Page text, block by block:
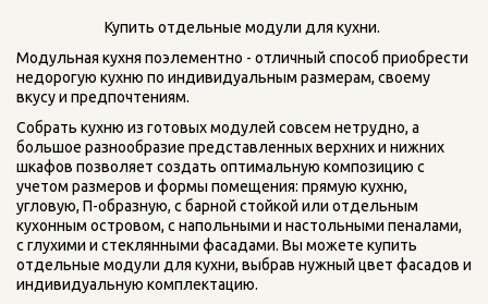
Купить отдельные модули для кухни.
недорогую кухню по индивидуальным размерам, своему
вкусу и предпочтениям.
Собрать кухню из готовых модулей совсем нетрудно, а
большое разнообразие представленных верхних и нижних
шкафов позволяет создать оптимальную композицию с
учетом размеров и формы помещения: прямую кухню,
угловую, П-образную, с барной стойкой или отдельным
кухонным островом, с напольными и настольными пеналами,
с глухими и стеклянными фасадами. Вы можете купить
отдельные модули для кухни, выбрав нужный цвет фасадов и
индивидуальную комплектацию.